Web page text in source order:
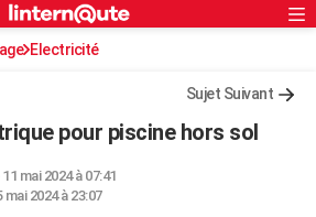
S'inscrire
Connexion
Electricité
Sujet Suivant
pour piscine hors sol
mai 2024 à 07:41
mai 2024 à 23:07